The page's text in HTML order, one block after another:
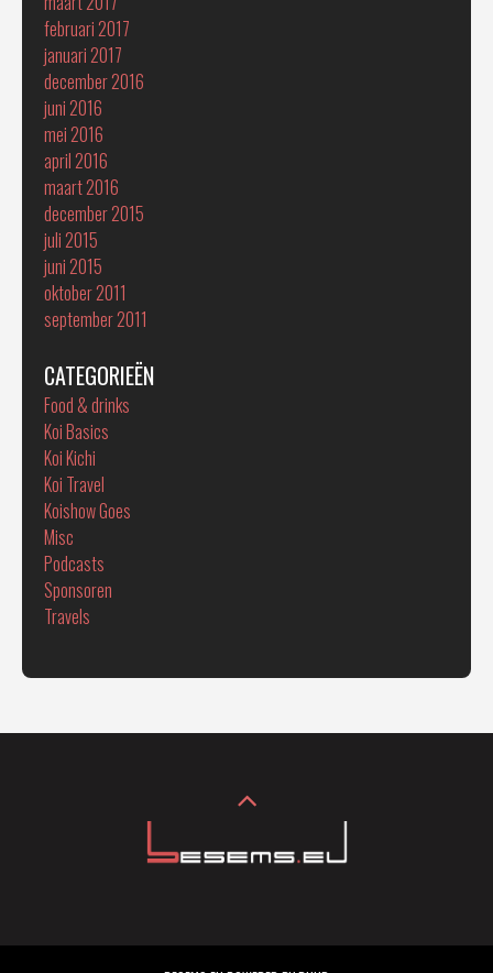
februari 2017
januari 2017
december 2016
juni 2016
mei 2016
april 2016
maart 2016
december 2015
juli 2015
juni 2015
oktober 2011
september 2011
CATEGORIEËN
Food & drinks
Koi Basics
Koi Kichi
Koi Travel
Koishow Goes
Misc
Podcasts
Sponsoren
Travels